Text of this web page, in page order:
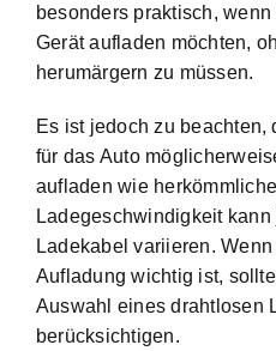
besonders praktisch,
Gerät aufladen möchten,
herumärgern zu müssen.
Es ist jedoch zu beachten,
für das Auto
aufladen wie
Ladegeschwindigkeit kann
Ladekabel variieren.
Aufladung wichtig ist,
Auswahl eines drahtlosen
berücksichtigen.